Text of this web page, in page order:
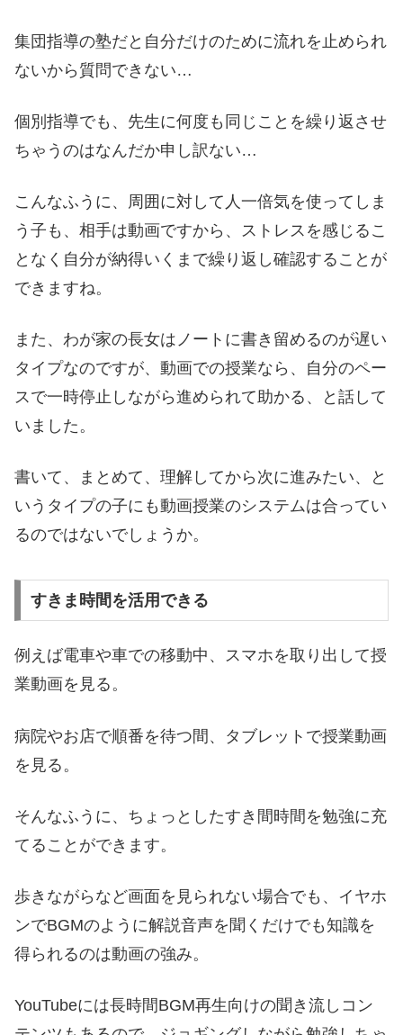
集団指導の塾だと自分だけのために流れを止められ
ないから質問できない…
個別指導でも、先生に何度も同じことを繰り返させ
ちゃうのはなんだか申し訳ない…
こんなふうに、周囲に対して人一倍気を使ってしま
う子も、相手は動画ですから、ストレスを感じるこ
となく自分が納得いくまで繰り返し確認することが
できますね。
また、わが家の長女はノートに書き留めるのが遅い
タイプなのですが、動画での授業なら、自分のペー
スで一時停止しながら進められて助かる、と話して
いました。
書いて、まとめて、理解してから次に進みたい、と
いうタイプの子にも動画授業のシステムは合ってい
るのではないでしょうか。
すきま時間を活用できる
例えば電車や車での移動中、スマホを取り出して授
業動画を見る。
病院やお店で順番を待つ間、タブレットで授業動画
を見る。
そんなふうに、ちょっとしたすき間時間を勉強に充
てることができます。
歩きながらなど画面を見られない場合でも、イヤホ
ンでBGMのように解説音声を聞くだけでも知識を
得られるのは動画の強み。
YouTubeには長時間BGM再生向けの聞き流しコン